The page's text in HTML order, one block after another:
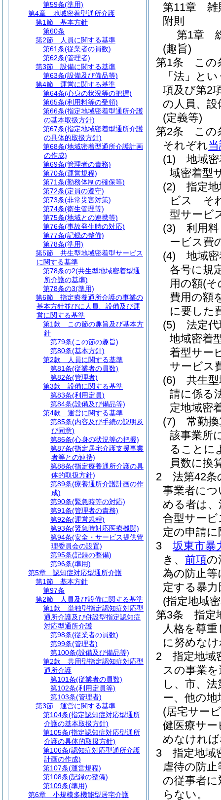
第11章
雑
附則
第1章
(趣旨)
第1条
この
「法」と
項及び第2
の人員、
(定義等)
第2条
この
それぞれ
(1)
地域
域密着型
(2)
指定
ビス そ
型サービ
(3)
利用
ービス費
(4)
地域
各号に規
用の額(そ
費用の額
に要した
(5)
法定
地域密着
着型サー
サービス
(6)
共生
請に係る
定地域密
(7)
常勤
該事業所
ることに
員数に換
2
法第42条
事業者に
める者は
合型サービ
定の申請に
3
坂東市暴
き、 前項の
為の防止
定する暴
(指定地域
第3条
指定
人格を尊
に努めな
2
指定地域
スの事業
し、市、
ー、他の
(居宅サー
健医療サ
めなけれ
3
指定地域
虐待の防
の従事者
らない。
第59条(準用)
第4章
地域密着型通所介護
第1節
基本方針
第60条
第2節
人員に関する基準
第61条(従業者の員数)
第62条(管理者)
第3節
設備に関する基準
第63条(設備及び備品等)
第4節
運営に関する基準
第64条(心身の状況等の把握)
第65条(利用料等の受領)
第66条(指定地域密着型通所介護
の基本取扱方針)
第67条(指定地域密着型通所介護
の具体的取扱方針)
第68条(地域密着型通所介護計画
の作成)
第69条(管理者の責務)
第70条(運営規程)
第71条(勤務体制の確保等)
第72条(定員の遵守)
第73条(非常災害対策)
第74条(衛生管理等)
第75条(地域との連携等)
第76条(事故発生時の対応)
第77条(記録の整備)
第78条(準用)
第5節
共生型地域密着型サービス
に関する基準
第78条の2(共生型地域密着型通
所介護の基準)
第78条の3(準用)
第6節
指定療養通所介護の事業の
基本方針並びに人員、設備及び運
営に関する基準
第1款
この節の趣旨及び基本方
針
第79条(この節の趣旨)
第80条(基本方針)
第2款
人員に関する基準
第81条(従業者の員数)
第82条(管理者)
第3款
設備に関する基準
第83条(利用定員)
第84条(設備及び備品等)
第4款
運営に関する基準
第85条(内容及び手続の説明及
び同意)
第86条(心身の状況等の把握)
第87条(指定居宅介護支援事業
者等との連携)
第88条(指定療養通所介護の具
体的取扱方針)
第89条(療養通所介護計画の作
成)
第90条(緊急時等の対応)
第91条(管理者の責務)
第92条(運営規程)
第93条(緊急時対応医療機関)
第94条(安全・サービス提供管
理委員会の設置)
第95条(記録の整備)
第96条(準用)
第5章
認知症対応型通所介護
第1節
基本方針
第97条
第2節
人員及び設備に関する基準
第1款
単独型指定認知症対応型
通所介護及び併設型指定認知症
対応型通所介護
第98条(従業者の員数)
第99条(管理者)
第100条(設備及び備品等)
第2款
共用型指定認知症対応型
通所介護
第101条(従業者の員数)
第102条(利用定員等)
第103条(管理者)
第3節
運営に関する基準
第104条(指定認知症対応型通所
介護の基本取扱方針)
第105条(指定認知症対応型通所
介護の具体的取扱方針)
第106条(認知症対応型通所介護
計画の作成)
第107条(運営規程)
第108条(記録の整備)
第109条(準用)
第6章
小規模多機能型居宅介護